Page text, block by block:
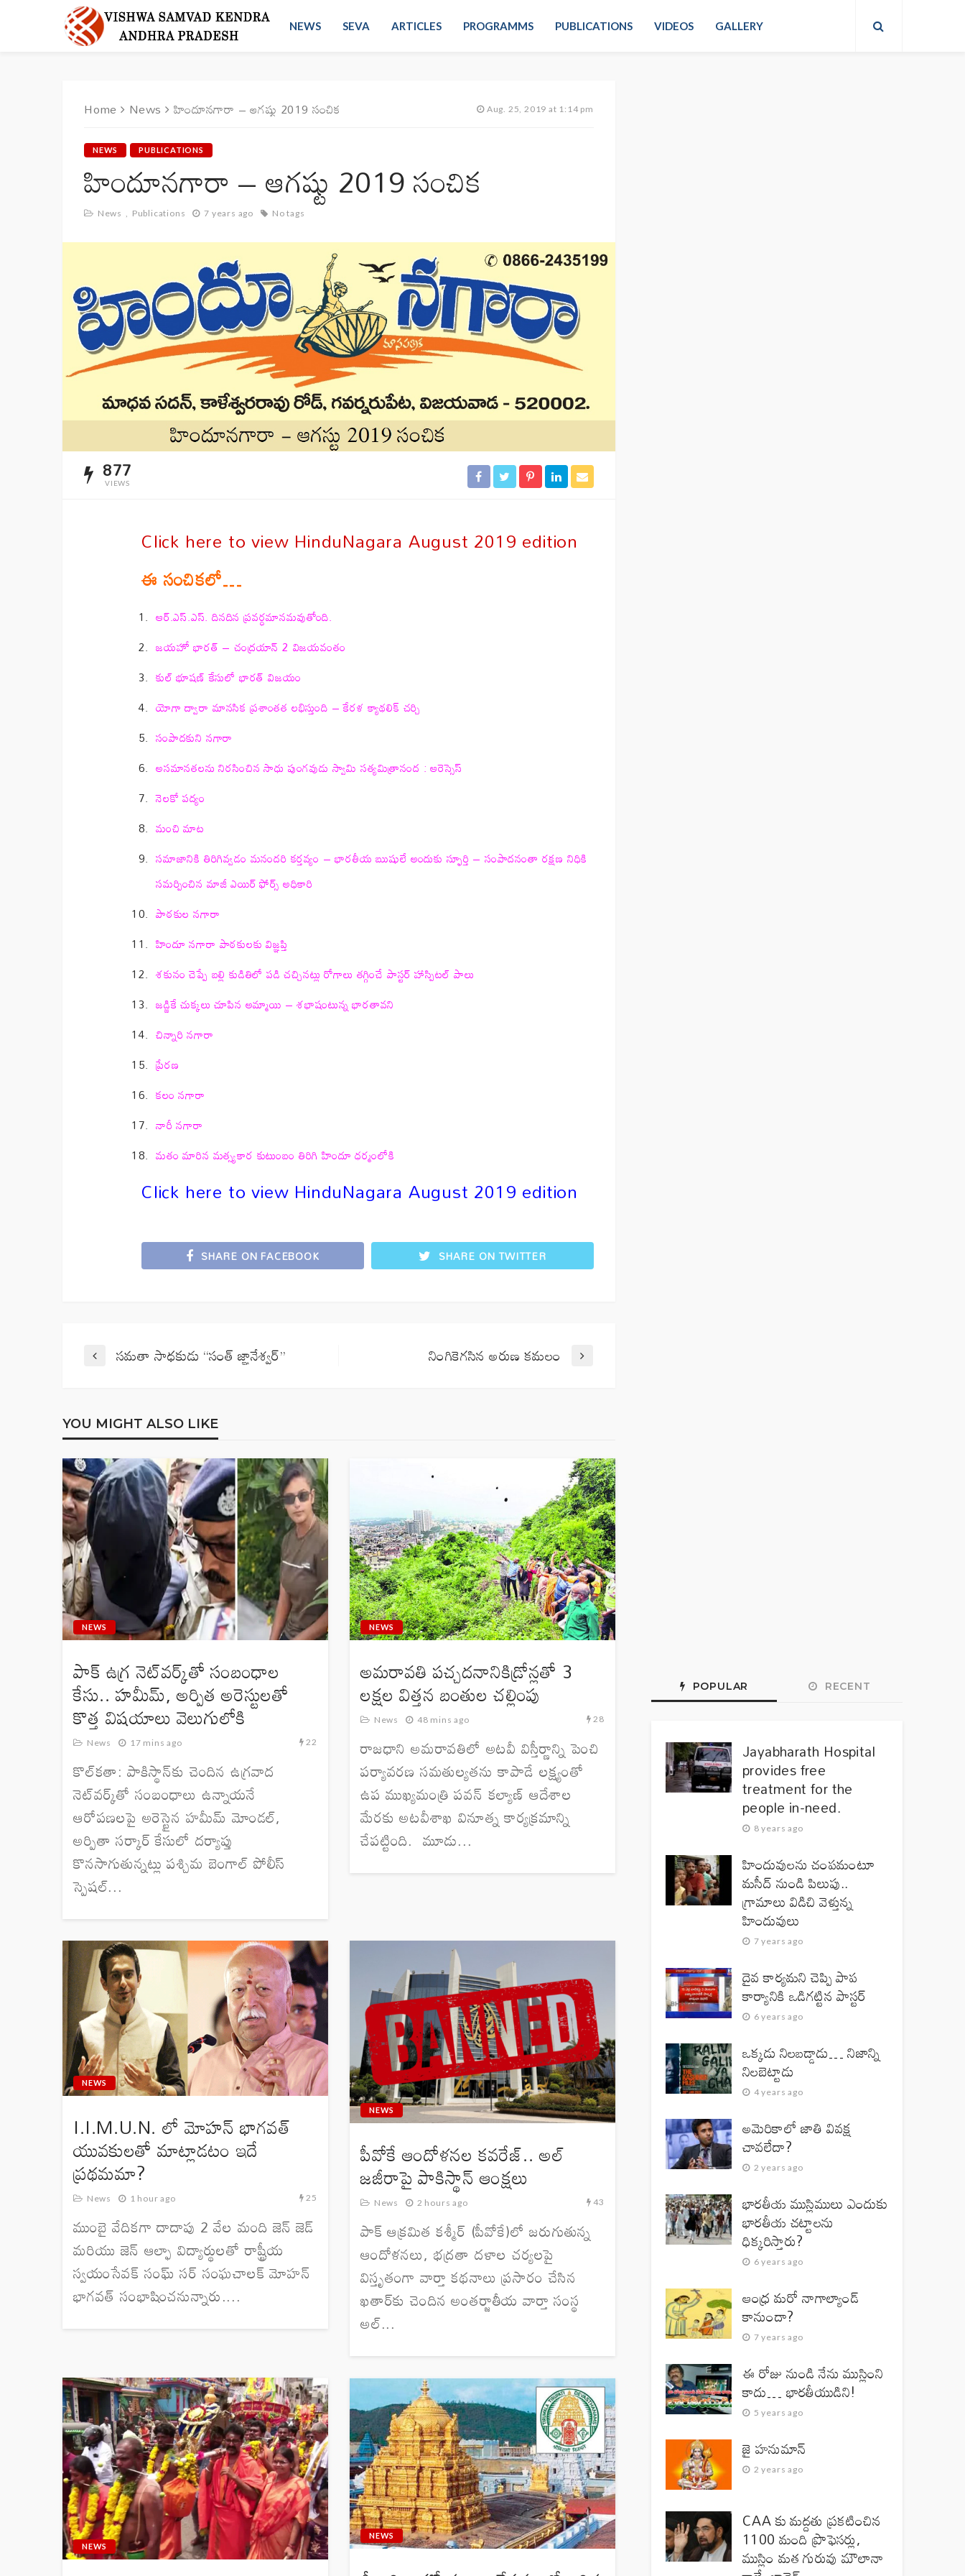
NEWS SEVA ARTICLES PROGRAMMS PUBLICATIONS VIDEOS GALLERY
Home News హిందూనగారా – ఆగష్టు 2019 సంచిక Aug. 25, 2019 at 1:14 pm
NEWS PUBLICATIONS
హిందూనగారా – ఆగష్టు 2019 సంచిక
News Publications 7 years ago No tags
877
VIEWS
Click here to view HinduNagara August 2019 edition
ఈ సంచికలో…
ఆర్.ఎస్.ఎస్. దినదిన ప్రవర్ధమానమవుతోంది.
జయహో భారత్ – చంద్రయాన్ 2 విజయవంతం
కుల్ భూషణ్ కేసులో భారత్ విజయం
యోగా ద్వారా మానసిక ప్రశాంతత లభిస్తుంది – కేరళ క్యాథలిక్ చర్చి
సంపాదకుని నగారా
అసమానతలను నిరసించిన సాధు పుంగవుడు స్వామి సత్యమిత్రానంద : ఆరెస్సెస్
నెలకో పద్యం
మంచి మాట
సమాజానికి తిరిగివ్వడం మనందరి కర్తవ్యం – భారతీయ ఋషులే అందుకు స్ఫూర్తి – సంపాదనంతా రక్షణ నిధికి
సమర్పించిన మాజీ ఎయిర్ ఫోర్స్ అధికారి
పాఠకుల నగారా
హిందూ నగారా పాఠకులకు విజ్ఞప్తి
శకునం చెప్పే బల్లి కుడితిలో పడి చచ్చినట్లు రోగాలు తగ్గించే పాస్టర్ హాస్పిటల్ పాలు
జడ్జికే చుక్కలు చూపిన అమ్మాయి – శభాషంటున్న భారతావని
చిన్నారి నగారా
ప్రేరణ
కలం నగారా
నారీ నగారా
మతం మారిన మత్స్యకార కుటుంబం తిరిగి హిందూ ధర్మంలోకి
Click here to view HinduNagara August 2019 edition
SHARE ON FACEBOOK SHARE ON TWITTER
సమతా సాధకుడు “సంత్ జ్ఞానేశ్వర్” నింగికెగసిన అరుణ కమలం
YOU MIGHT ALSO LIKE
NEWS
పాక్ ఉగ్ర నెట్‌వర్క్‌తో సంబంధాల
కేసు.. హమీమ్, అర్పిత అరెస్టులతో
కొత్త విషయాలు వెలుగులోకి
News 17 mins ago 22
కొల్‌కతా: పాకిస్థాన్‌కు చెందిన ఉగ్రవాద
నెట్‌వర్క్‌తో సంబంధాలు ఉన్నాయనే
ఆరోపణలపై అరెస్టైన హమీమ్ మోండల్,
అర్పితా సర్కార్ కేసులో దర్యాప్తు
కొనసాగుతున్నట్లు పశ్చిమ బెంగాల్ పోలీస్
స్పెషల్...
NEWS
అమరావతి పచ్చదనానికిడ్రోన్లతో 3
లక్షల విత్తన బంతుల చల్లింపు
News 48 mins ago 28
రాజధాని అమరావతిలో అటవీ విస్తీర్ణాన్ని పెంచి
పర్యావరణ సమతుల్యతను కాపాడే లక్ష్యంతో
ఉప ముఖ్యమంత్రి పవన్ కల్యాణ్ ఆదేశాల
మేరకు అటవీశాఖ వినూత్న కార్యక్రమాన్ని
చేపట్టింది. మూడు...
NEWS
I.I.M.U.N. లో మోహన్ భాగవత్
యువకులతో మాట్లాడటం ఇదే
ప్రథమమా?
News 1 hour ago 25
ముంబై వేదికగా దాదాపు 2 వేల మంది జెన్ జెడ్
మరియు జెన్ ఆల్ఫా విద్యార్థులతో రాష్ట్రీయ
స్వయంసేవక్ సంఘ్ సర్ సంఘచాలక్ మోహన్
భాగవత్ సంభాషించనున్నారు....
NEWS
పీవోకే ఆందోళనల కవరేజ్.. అల్
జజీరాపై పాకిస్థాన్ ఆంక్షలు
News 2 hours ago 43
పాక్ ఆక్రమిత కశ్మీర్ (పీవోకే)లో జరుగుతున్న
ఆందోళనలు, భద్రతా దళాల చర్యలపై
విస్తృతంగా వార్తా కథనాలు ప్రసారం చేసిన
ఖతార్‌కు చెందిన అంతర్జాతీయ వార్తా సంస్థ
అల్...
NEWS
NEWS
POPULAR RECENT
Jayabharath Hospital
provides free
treatment for the
people in-need.
8 years ago
హిందువులను చంపమంటూ
మసీద్ నుండి పిలుపు..
గ్రామాలు విడిచి వెళ్తున్న
హిందువులు
7 years ago
దైవ కార్యమని చెప్పి పాప
కార్యానికి ఒడిగట్టిన పాస్టర్
6 years ago
ఒక్కడు నిలబడ్డాడు… నిజాన్ని
నిలబెట్టాడు
4 years ago
అమెరికాలో జాతి వివక్ష
చావలేదా?
2 years ago
భారతీయ ముస్లిములు ఎందుకు
భారతీయ చట్టాలను
ధిక్కరిస్తారు?
6 years ago
ఆంధ్ర మరో నాగాల్యాండ్
కానుందా?
7 years ago
ఈ రోజు నుండి నేను ముస్లింని
కాదు… భారతీయుడిని!
5 years ago
జై హనుమాన్‌
2 years ago
CAA కు మద్దతు ప్రకటించిన
1100 మంది ప్రొఫెసర్లు,
ముస్లిం మత గురువు మౌలానా